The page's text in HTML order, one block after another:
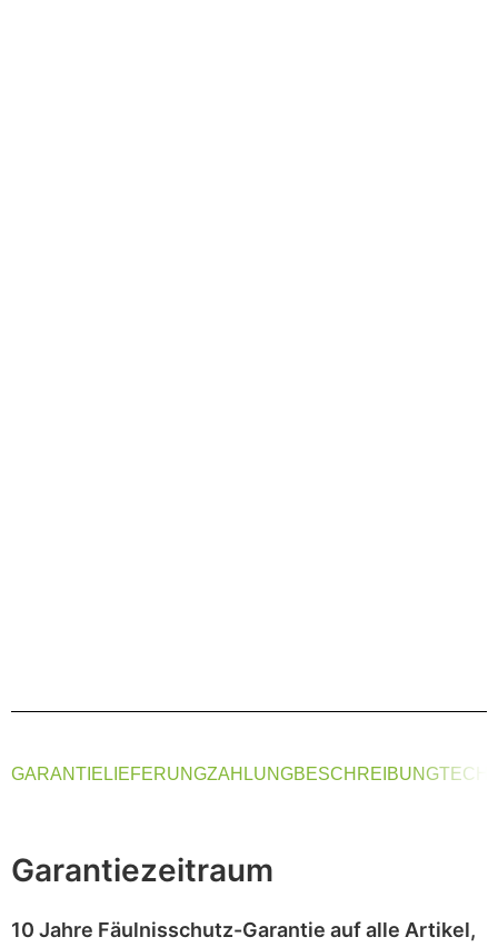
GARANTIE LIEFERUNGZAHLUNGBESCHREIBUNG
Garantiezeitraum
10 Jahre Fäulnisschutz-Garantie auf alle Artikel,